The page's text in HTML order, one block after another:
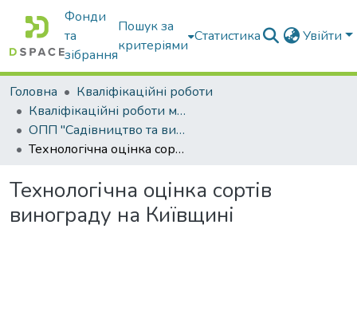
Фонди
та
зібрання
Пошук за
критеріями
Статистика Увійти
Головна
Кваліфікаційні роботи
Кваліфікаційні роботи магістрів
ОПП "Садівництво та виноградарство"
Технологічна оцінка сортів винограду на Київщині
Технологічна оцінка сортів
винограду на Київщині